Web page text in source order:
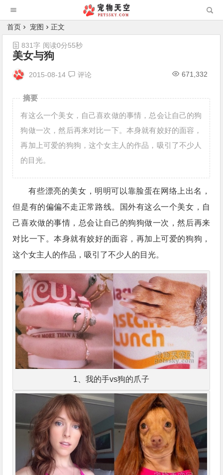
首页 宠图 正文
美女与狗
2015-08-14 评论 671,332
831字 阅读0分55秒
摘要
有这么一个美女，自己喜欢做的事情，总会让自己的狗
狗做一次，然后再来对比一下。本身就有姣好的面容，
再加上可爱的狗狗，这个女主人的作品，吸引了不少人
的目光。
有些漂亮的美女，明明可以靠脸蛋在网络上出名，
但是有的偏偏不走正常路线。国外有这么一个美女，自
己喜欢做的事情，总会让自己的狗狗做一次，然后再来
对比一下。本身就有姣好的面容，再加上可爱的狗狗，
这个女主人的作品，吸引了不少人的目光。
1、我的手vs狗的爪子